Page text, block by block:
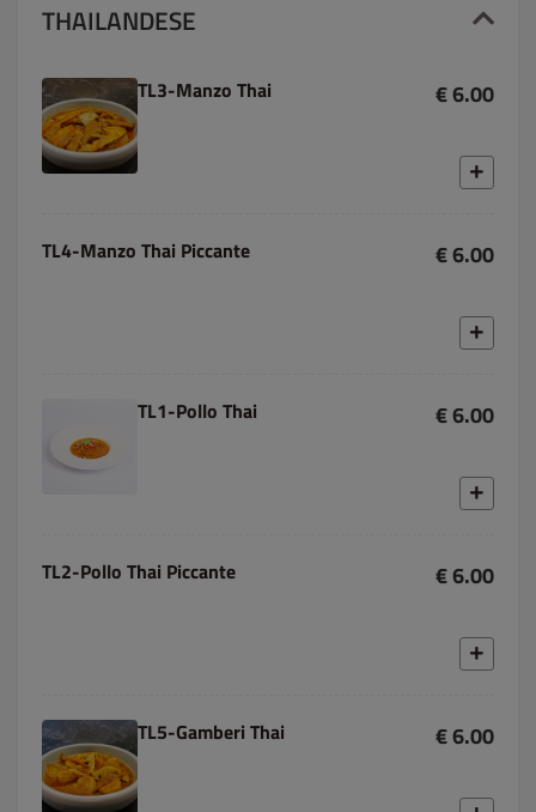
THAILANDESE
TL3-Manzo Thai € 6.00
TL4-Manzo Thai Piccante € 6.00
TL1-Pollo Thai € 6.00
TL2-Pollo Thai Piccante € 6.00
TL5-Gamberi Thai € 6.00